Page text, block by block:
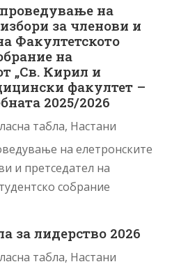
на
за членови и
Факултетското
на
„Св. Кирил и
факултет –
2025/2026
табла, Настани
на елетронските
и претседател на
собрание
за лидерство 2026
табла, Настани